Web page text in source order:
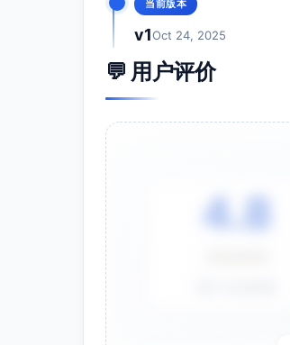
当前版本
v1Oct 24, 2025
💬 用户评价
4.8